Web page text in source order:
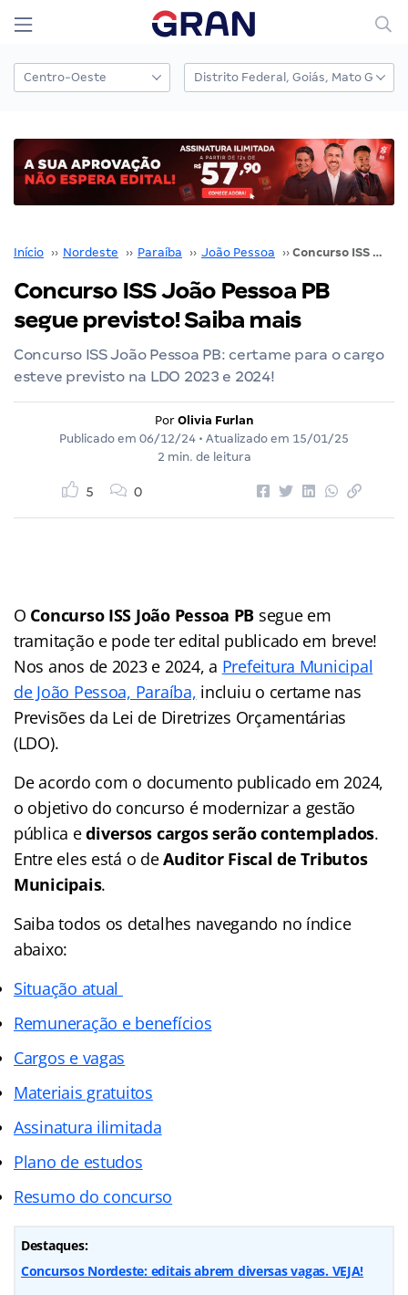
Início ›› Nordeste ›› Paraíba ›› João Pessoa ›› Concurso ISS João Pessoa PB segue previsto! Saiba mais
Concurso ISS João Pessoa PB
segue previsto! Saiba mais
Concurso ISS João Pessoa PB: certame para o cargo
esteve previsto na LDO 2023 e 2024!
Por Olivia Furlan
Publicado em 06/12/24 • Atualizado em 15/01/25
2 min. de leitura
5 0
O Concurso ISS João Pessoa PB segue em
tramitação e pode ter edital publicado em breve!
Nos anos de 2023 e 2024, a Prefeitura Municipal
de João Pessoa, Paraíba, incluiu o certame nas
Previsões da Lei de Diretrizes Orçamentárias
(LDO).
De acordo com o documento publicado em 2024,
o objetivo do concurso é modernizar a gestão
pública ediversos cargos serão contemplados.
Entre eles está o deAuditor Fiscal de Tributos
Municipais.
Saiba todos os detalhes navegando no índice
abaixo:
Situação atual
Remuneração e benefícios
Cargos e vagas
Materiais gratuitos
Assinatura ilimitada
Plano de estudos
Resumo do concurso
Destaques:
Concursos Nordeste: editais abrem diversas vagas. VEJA!